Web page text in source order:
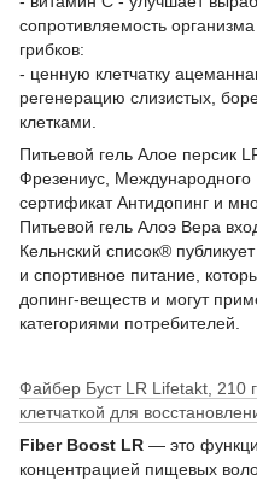
сопротивляемость
грибков:
- ценную клетчатку
регенерацию слизистых,
клетками.
Питьевой гель Алое персик
Фрезениус, Международного
сертификат Антидопинг и
Питьевой гель Алоэ Вера
Кельнский список®
и спортивное питание,
допинг-веществ и могут
категориями потребителей.
Файбер Буст LR Lifetakt, 210
клетчаткой для
Fiber Boost LR — это
концентрацией пищевых